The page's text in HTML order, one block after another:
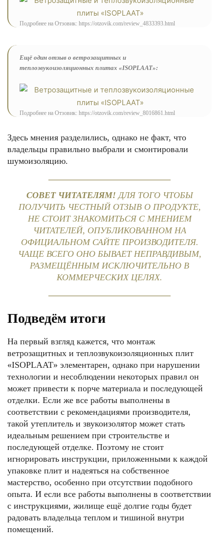
Подробнее на Отзовик: https://otzovik.com/review_4833393.html
Ещё один отзыв о ветрозащитных и
теплозвукоизоляционных плитах «ISOPLAAT»:
Подробнее на Отзовик: https://otzovik.com/review_8016861.html
Здесь мнения разделились, однако не факт, что
владельцы правильно выбрали и смонтировали
шумоизоляцию.
СОВЕТ ЧИТАТЕЛЯМ! ДЛЯ ТОГО ЧТОБЫ
ПОЛУЧИТЬ ЧЕСТНЫЙ ОТЗЫВ О ПРОДУКТЕ,
НЕ СТОИТ ЗНАКОМИТЬСЯ С МНЕНИЕМ
ЧИТАТЕЛЕЙ, ОПУБЛИКОВАННОМ НА
ОФИЦИАЛЬНОМ САЙТЕ ПРОИЗВОДИТЕЛЯ.
ЧАЩЕ ВСЕГО ОНО БЫВАЕТ НЕПРАВДИВЫМ,
РАЗМЕЩЁННЫМ ИСКЛЮЧИТЕЛЬНО В
КОММЕРЧЕСКИХ ЦЕЛЯХ.
Подведём итоги
На первый взгляд кажется, что монтаж
ветрозащитных и теплозвукоизоляционных плит
«ISOPLAAT» элементарен, однако при нарушении
технологии и несоблюдении некоторых правил он
может привести к порче материала и последующей
отделки. Если же все работы выполнены в
соответствии с рекомендациями производителя,
такой утеплитель и звукоизолятор может стать
идеальным решением при строительстве и
последующей отделке. Поэтому не стоит
игнорировать инструкции, приложенными к каждой
упаковке плит и надеяться на собственное
мастерство, особенно при отсутствии подобного
опыта. И если все работы выполнены в соответствии
с инструкциями, жилище ещё долгие годы будет
радовать владельца теплом и тишиной внутри
помещений.